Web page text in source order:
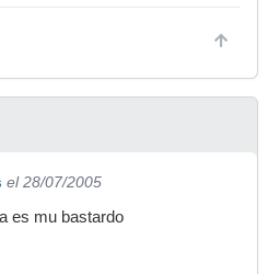
el 28/07/2005
es mu bastardo